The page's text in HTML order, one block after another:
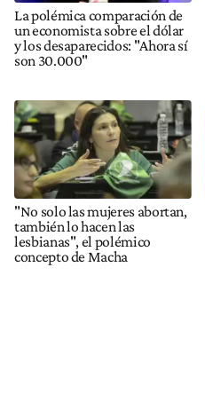
La polémica comparación de
un economista sobre el dólar
y los desaparecidos: "Ahora sí
son 30.000"
"No solo las mujeres abortan,
también lo hacen las
lesbianas", el polémico
concepto de Macha